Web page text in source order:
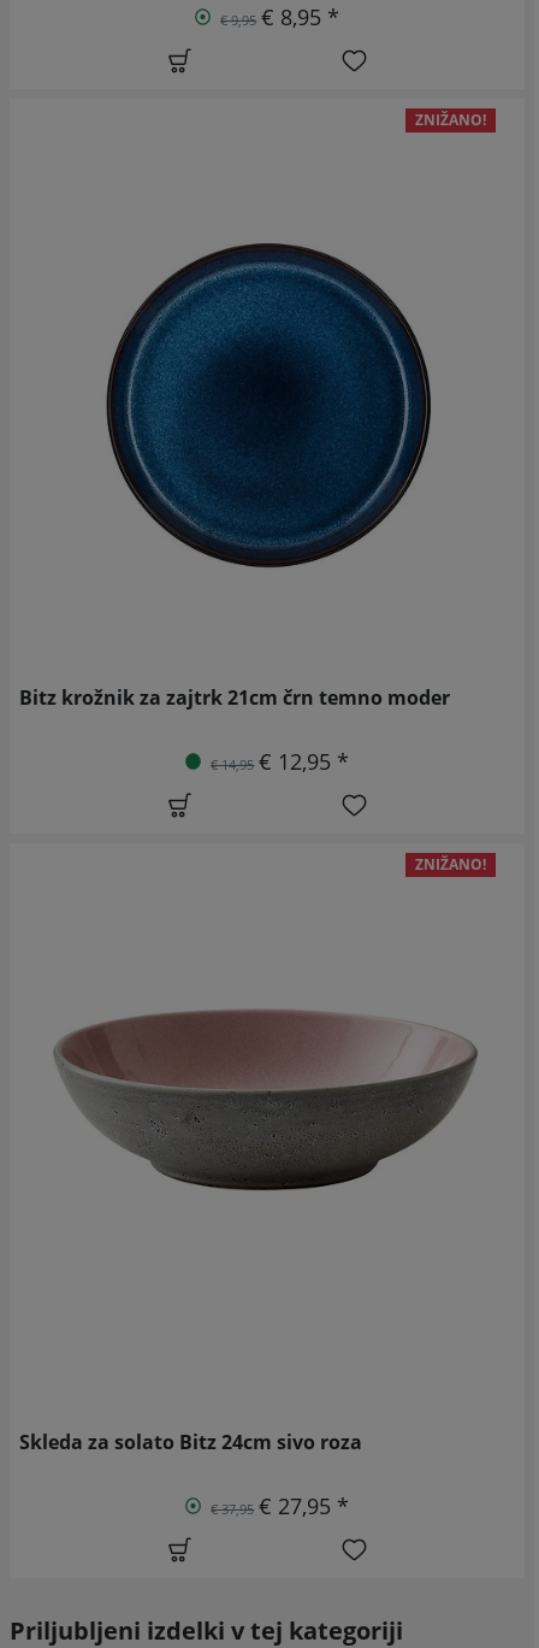
€ 9,95 € 8,95 *
ZNIŽANO!
Bitz krožnik za zajtrk 21cm črn temno moder
€ 14,95 € 12,95 *
ZNIŽANO!
Skleda za solato Bitz 24cm sivo roza
€ 37,95 € 27,95 *
Priljubljeni izdelki v tej kategoriji